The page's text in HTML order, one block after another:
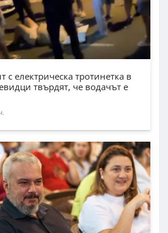
с електрическа тротинетка в
твърдят, че водачът е